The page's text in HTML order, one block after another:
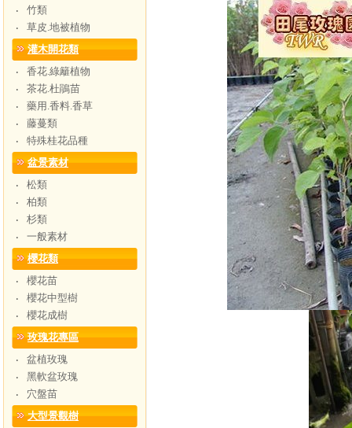
‧
竹類
‧
草皮.地被植物
灌木開花類
‧
香花.綠籬植物
‧
茶花.杜鵑苗
‧
藥用.香料.香草
‧
藤蔓類
‧
特殊桂花品種
盆景素材
‧
松類
‧
柏類
‧
杉類
‧
一般素材
櫻花類
‧
櫻花苗
‧
櫻花中型樹
‧
櫻花成樹
玫瑰花專區
‧
盆植玫瑰
‧
黑軟盆玫瑰
‧
穴盤苗
大型景觀樹